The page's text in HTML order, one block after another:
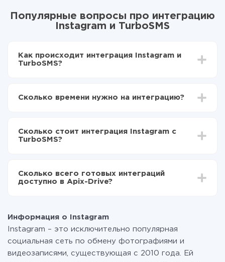
Популярные вопросы про интеграцию
Instagram и TurboSMS
Как происходит интеграция Instagram и
TurboSMS?
Выбираете какие данные передавать из
передаваться из Instagram в TurboSMS
Сколько времени нужно на интеграцию?
отличаться и составлять от 5-ти до 30-минут. В
среднем настройка занимает 10-15 минут.
Сколько стоит интеграция Instagram с
TurboSMS?
функционал. Вы оплачиваете только количество
данных, которые по факту передаются из одной
перейти на платный, при необходимости. Подробнее
отарифах.
Сколько всего готовых интеграций
доступно в Apix-Drive?
Информация о Instagram
Instagram – это исключительно популярная
социальная сеть по обмену фотографиями и
видеозаписями, существующая с 2010 года. Ей